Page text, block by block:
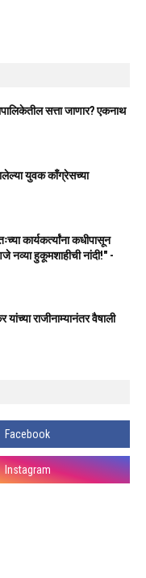
सत्ता जाणार? एकनाथ
युवक काँग्रेसच्या
कार्यकर्त्यांना कधीपासून
नव्या हुकूमशाहीची नांदी!" -
राजीनाम्यानंतर वैषाली